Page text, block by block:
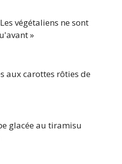
végétaliens ne sont
»
aux carottes rôties de
glacée au tiramisu